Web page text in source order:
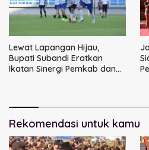
Lewat Lapangan Hijau,
Bupati Subandi Eratkan
Ikatan Sinergi Pemkab dan
Rekomendasi untuk kamu